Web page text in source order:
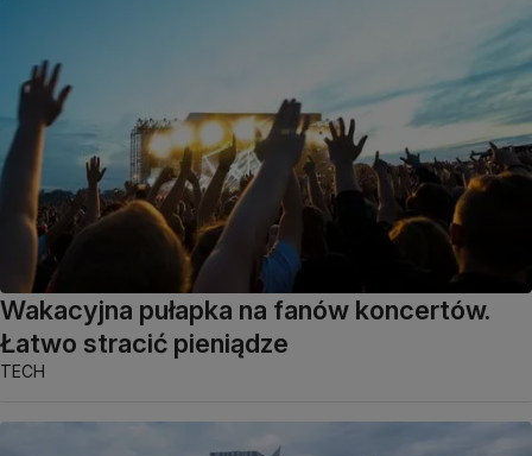
Wakacyjna pułapka na fanów koncertów.
Łatwo stracić pieniądze
TECH